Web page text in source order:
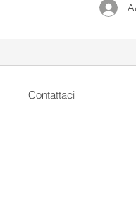
Contattaci